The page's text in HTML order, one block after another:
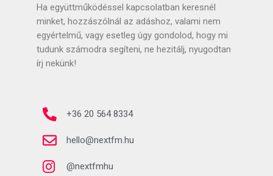
Ha együttműködéssel kapcsolatban keresnél
minket, hozzászólnál az adáshoz, valami nem
egyértelmű, vagy esetleg úgy gondolod, hogy mi
tudunk számodra segíteni, ne hezitálj, nyugodtan
írj nekünk!
+36 20 564 8334
hello@nextfm.hu
@nextfmhu